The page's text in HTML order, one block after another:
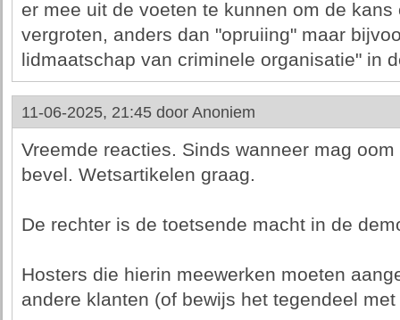
er mee uit de voeten te kunnen om de
vergroten, anders dan "opruiing" maar
lidmaatschap van criminele organisatie" in
11-06-2025, 21:45 door Anoniem
Vreemde reacties. Sinds wanneer mag
bevel. Wetsartikelen graag.
De rechter is de toetsende macht in de
Hosters die hierin meewerken moeten
andere klanten (of bewijs het tegendeel